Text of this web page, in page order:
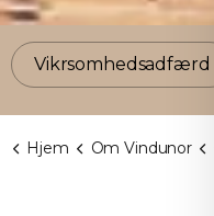
Vikrsomhedsadfærd
Hjem Om Vindunor